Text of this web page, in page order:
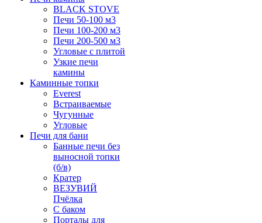
BLACK STOVE
Печи 50-100 м3
Печи 100-200 м3
Печи 200-500 м3
Угловые с плитой
Узкие печи
камины
Каминные топки
Everest
Встраиваемые
Чугунные
Угловые
Печи для бани
Банные печи без
выносной топки
(б/в)
Кратер
ВЕЗУВИЙ
Пчёлка
С баком
Порталы для